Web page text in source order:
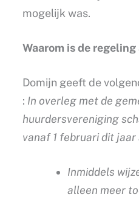
mogelijk was.
Waarom is de
Domijn geeft de
: In overleg met de
huurdersvereniging
vanaf 1 februari dit jaar
Inmiddels
alleen meer